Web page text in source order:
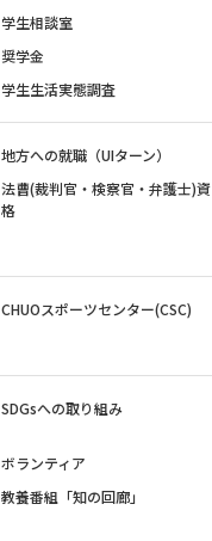
学生相談室
奨学金
学生生活実態調査
地方への就職（UIターン）
法曹(裁判官・検察官・弁護士)資
格
CHUOスポーツセンター(CSC)
SDGsへの取り組み
ボランティア
教養番組「知の回廊」